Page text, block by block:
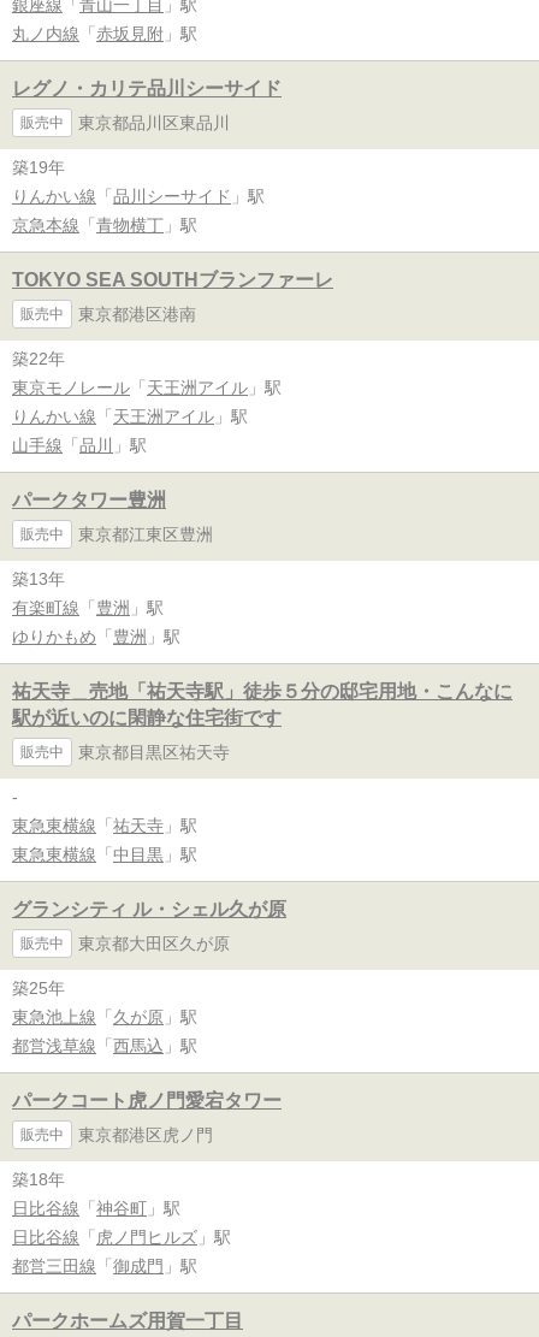
銀座線 「 青山一丁目 」駅
丸ノ内線 「 赤坂見附 」駅
レグノ・カリテ品川シーサイド
販売中 東京都品川区東品川
築19年
りんかい線 「 品川シーサイド 」駅
京急本線 「 青物横丁 」駅
TOKYO SEA SOUTHブランファーレ
販売中 東京都港区港南
築22年
東京モノレール 「 天王洲アイル 」駅
りんかい線 「 天王洲アイル 」駅
山手線 「 品川 」駅
パークタワー豊洲
販売中 東京都江東区豊洲
築13年
有楽町線 「 豊洲 」駅
ゆりかもめ 「 豊洲 」駅
祐天寺＿売地「祐天寺駅」徒歩５分の邸宅用地・こんなに
駅が近いのに閑静な住宅街です
販売中 東京都目黒区祐天寺
-
東急東横線 「 祐天寺 」駅
東急東横線 「 中目黒 」駅
グランシティ ル・シェル久が原
販売中 東京都大田区久が原
築25年
東急池上線 「 久が原 」駅
都営浅草線 「 西馬込 」駅
パークコート虎ノ門愛宕タワー
販売中 東京都港区虎ノ門
築18年
日比谷線 「 神谷町 」駅
日比谷線 「 虎ノ門ヒルズ 」駅
都営三田線 「 御成門 」駅
パークホームズ用賀一丁目